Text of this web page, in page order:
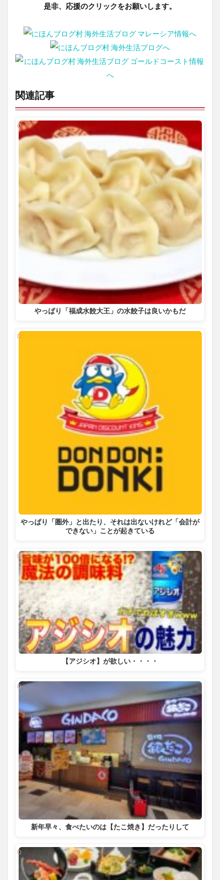
是非、応援のクリックをお願いします。
関連記事
やっぱり「福成水餃大王」の水餃子は良いかもだ
やっぱり「圏外」と出たり、それは出ないけれど「会計が
できない」ことが起きている
【アジシオ】が欲しい・・・・
新年早々、食べたいのは【たこ焼き】だったりして